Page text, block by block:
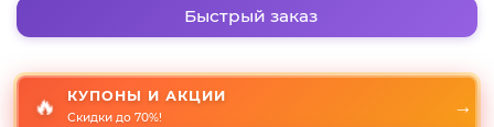
Быстрый заказ
🔥 КУПОНЫ И АКЦИИ
Скидки до 70%!
→